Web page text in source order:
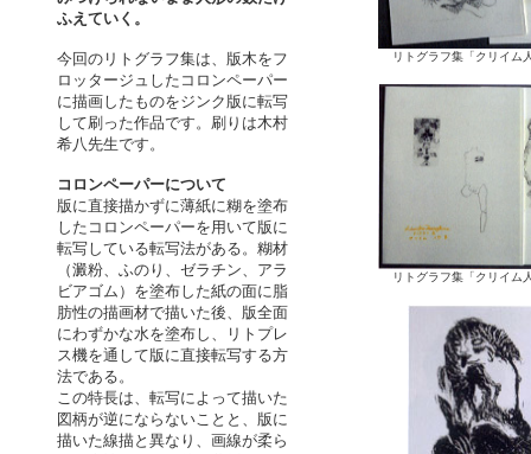
ふえていく。
今回のリトグラフ集は、版木をフ
ロッタージュしたコロンペーパー
に描画したものをジンク版に転写
して刷った作品です。刷りは木村
希八先生です。
コロンペーパーについて
版に直接描かずに薄紙に糊を塗布
したコロンペーパーを用いて版に
転写している転写法がある。糊材
（澱粉、ふのり、ゼラチン、アラ
ビアゴム）を塗布した紙の面に脂
肪性の描画材で描いた後、版全面
にわずかな水を塗布し、リトプレ
ス機を通して版に直接転写する方
法である。
この特長は、転写によって描いた
図柄が逆にならないことと、版に
描いた線描と異なり、画線が柔ら
リトグラフ集「クリイム
リトグラフ集「クリイム